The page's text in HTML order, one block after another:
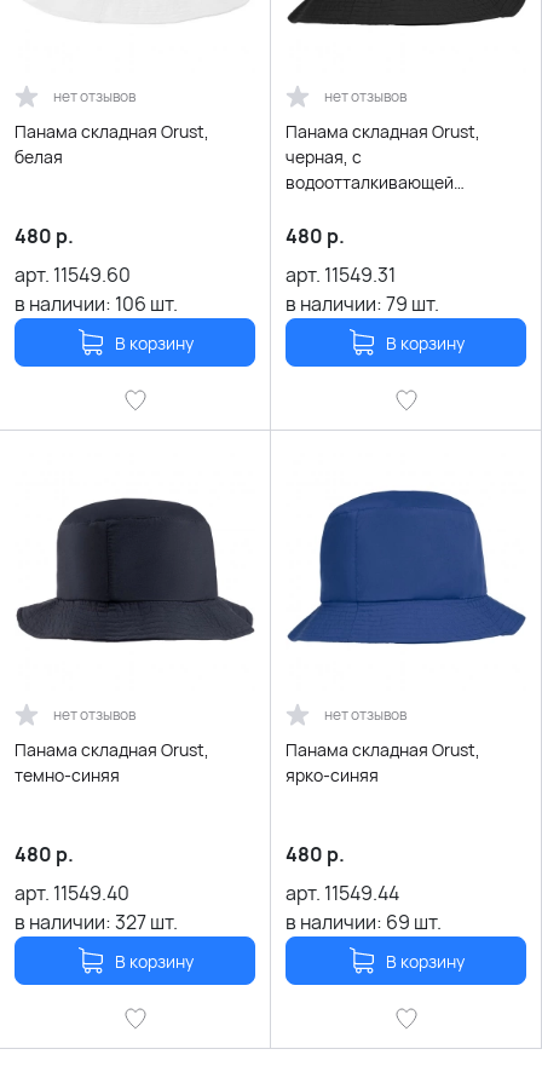
нет отзывов
Панама складная Orust,
белая
480 р.
арт. 11549.60
в наличии: 106 шт.
В корзину
нет отзывов
Панама складная Orust,
черная, с
водоотталкивающей
480 р.
арт. 11549.31
в наличии:79 шт.
В корзину
нет отзывов
Панама складная Orust,
темно-синяя
480 р.
арт. 11549.40
в наличии:327шт.
В корзину
нет отзывов
Панама складная Orust,
ярко-синяя
480 р.
арт. 11549.44
в наличии: 69 шт.
В корзину